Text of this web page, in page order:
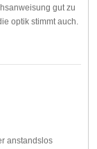
gut zu
optik stimmt auch.
anstandslos